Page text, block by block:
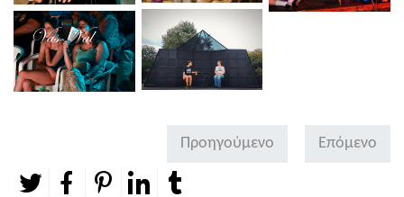
Προηγούμενο Επόμενο